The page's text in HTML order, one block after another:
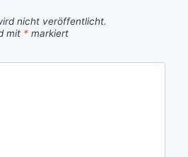
nicht veröffentlicht.
mit * markiert